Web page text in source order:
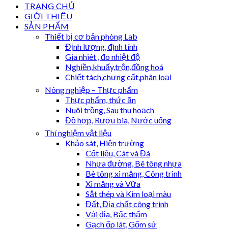
TRANG CHỦ
GIỚI THIỆU
SẢN PHẨM
Thiết bị cơ bản phòng Lab
Định lượng, định tính
Gia nhiêt , đo nhiệt độ
Nghiền,khuấy,trộn,đồng hoá
Chiết tách,chưng cất,phân loại
Nông nghiệp – Thực phẩm
Thực phẩm, thức ăn
Nuôi trồng, Sau thu hoạch
Đồ hợp, Rượu bia, Nước uống
Thí nghiệm vật liệu
Khảo sát, Hiện trường
Cốt liệu, Cát và Đá
Nhựa đường, Bê tông nhựa
Bê tông xi măng, Công trình
Xi măng và Vữa
Sắt thép và Kim loại màu
Đất, Địa chất công trình
Vải địa, Bấc thấm
Gạch ốp lát, Gốm sứ